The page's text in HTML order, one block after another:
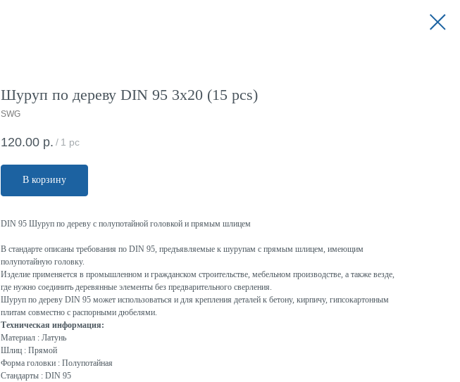
Шуруп по дереву DIN 95 3x20 (15 pcs)
SWG
120.00 р. / 1 pc
В корзину
DIN 95 Шуруп по дереву с полупотайной головкой и прямым шлицем
В стандарте описаны требования по DIN 95, предъявляемые к шурупам с прямым шлицем, имеющим
полупотайную головку.
Изделие применяется в промышленном и гражданском строительстве, мебельном производстве, а также везде,
где нужно соединить деревянные элементы без предварительного сверления.
Шуруп по дереву DIN 95 может использоваться и для крепления деталей к бетону, кирпичу, гипсокартонным
плитам совместно с распорными дюбелями.
Техническая информация:
Материал : Латунь
Шлиц : Прямой
Форма головки : Полупотайная
Стандарты : DIN 95